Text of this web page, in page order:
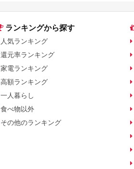
ランキングから探す
人気ランキング
還元率ランキング
家電ランキング
高額ランキング
一人暮らし
食べ物以外
その他のランキング